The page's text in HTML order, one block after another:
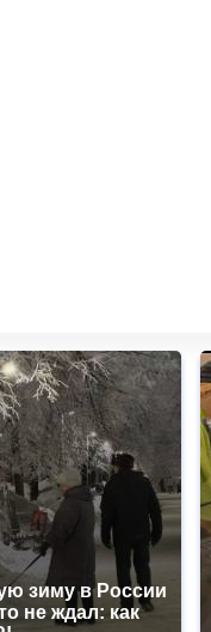
зиму в России
не ждал: как